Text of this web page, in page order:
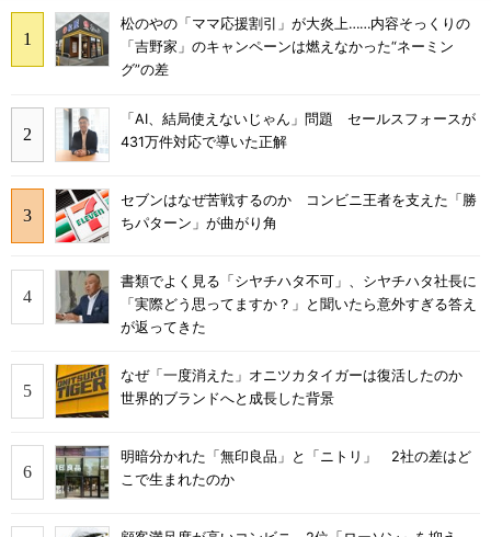
松のやの「ママ応援割引」が大炎上……内容そっくりの
「吉野家」のキャンペーンは燃えなかった“ネーミン
グ”の差
「AI、結局使えないじゃん」問題 セールスフォースが
431万件対応で導いた正解
セブンはなぜ苦戦するのか コンビニ王者を支えた「勝
ちパターン」が曲がり角
書類でよく見る「シヤチハタ不可」、シヤチハタ社長に
「実際どう思ってますか？」と聞いたら意外すぎる答え
が返ってきた
なぜ「一度消えた」オニツカタイガーは復活したのか
世界的ブランドへと成長した背景
明暗分かれた「無印良品」と「ニトリ」 2社の差はど
こで生まれたのか